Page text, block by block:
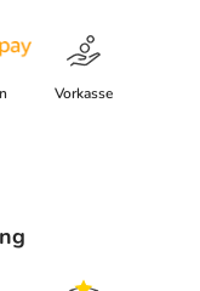
auftreten?
Vorkasse